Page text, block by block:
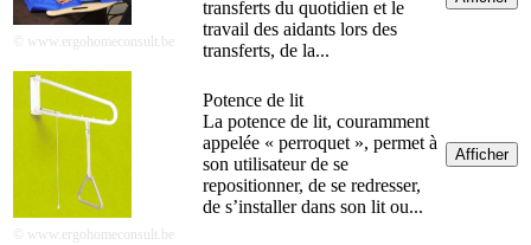
© www.ergohomeconsult.be
transferts du quotidien et le
travail des aidants lors des
transferts, de la...
© www.ergohomeconsult.be
Potence de lit
La potence de lit, couramment
appelée « perroquet », permet à
son utilisateur de se
repositionner, de se redresser,
de s’installer dans son lit ou...
Afficher